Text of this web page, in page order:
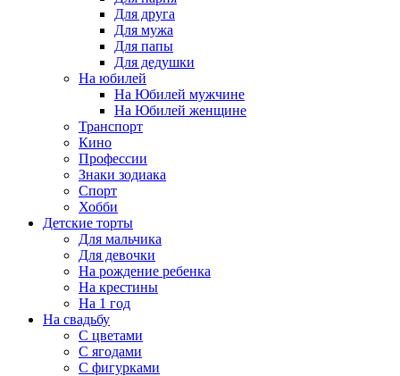
Для друга
Для мужа
Для папы
Для дедушки
На юбилей
На Юбилей мужчине
На Юбилей женщине
Транспорт
Кино
Профессии
Знаки зодиака
Спорт
Хобби
Детские торты
Для мальчика
Для девочки
На рождение ребенка
На крестины
На 1 год
На свадьбу
С цветами
С ягодами
С фигурками